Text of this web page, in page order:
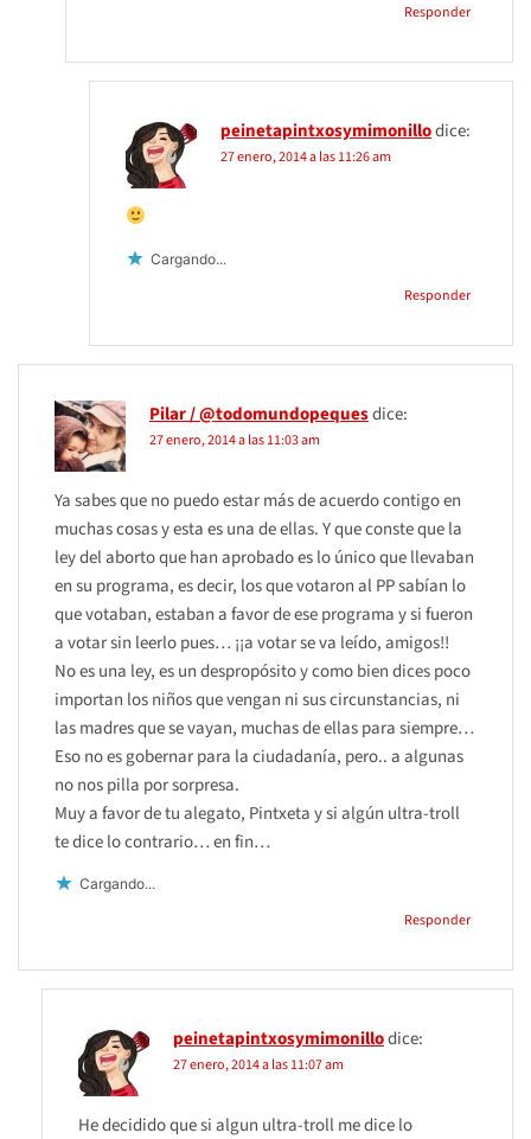
Responder
peinetapintxosymimonillodice:
27 enero, 2014 a las 11:26 am
Cargando...
Responder
Pilar / @todomundopequesdice:
27 enero, 2014 a las 11:03 am
Ya sabes que no puedo estar más de acuerdo contigo en
muchas cosas y esta es una de ellas. Y que conste que la
ley del aborto que han aprobado es lo único que llevaban
en su programa, es decir, los que votaron al PP sabían lo
que votaban, estaban a favor de ese programa y si fueron
a votar sin leerlo pues… ¡¡a votar se va leído, amigos!!
No es una ley, es un despropósito y como bien dices poco
importan los niños que vengan ni sus circunstancias, ni
las madres que se vayan, muchas de ellas para siempre…
Eso no es gobernar para la ciudadanía, pero.. a algunas
no nos pilla por sorpresa.
Muy a favor de tu alegato, Pintxeta y si algún ultra-troll
te dice lo contrario… en fin…
Cargando...
Responder
peinetapintxosymimonillodice:
27 enero, 2014 a las 11:07 am
He decidido que si algun ultra-troll me dice lo